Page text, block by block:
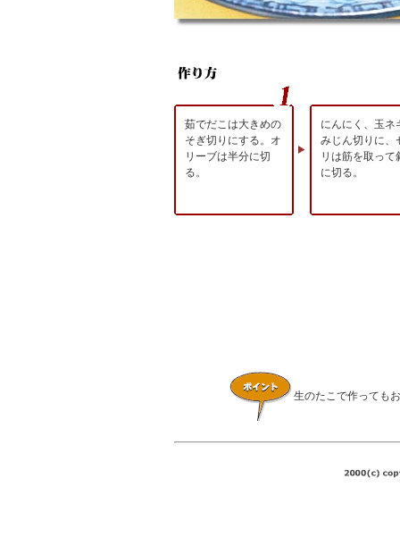
茹でだこは大きめの
そぎ切りにする。オ
リーブは半分に切
る。
にんにく、玉ネ
みじん切りに、
リは筋を取って
に切る。
生のたこで作っても